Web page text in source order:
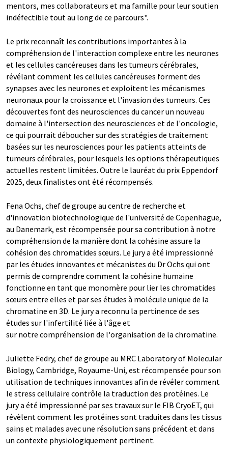
mentors, mes collaborateurs et ma famille pour leur soutien
indéfectible tout au long de ce parcours".
Le prix reconnaît les contributions importantes à la
compréhension de l'interaction complexe entre les neurones
et les cellules cancéreuses dans les tumeurs cérébrales,
révélant comment les cellules cancéreuses forment des
synapses avec les neurones et exploitent les mécanismes
neuronaux pour la croissance et l'invasion des tumeurs. Ces
découvertes font des neurosciences du cancer un nouveau
domaine à l'intersection des neurosciences et de l'oncologie,
ce qui pourrait déboucher sur des stratégies de traitement
basées sur les neurosciences pour les patients atteints de
tumeurs cérébrales, pour lesquels les options thérapeutiques
actuelles restent limitées. Outre le lauréat du prix Eppendorf
2025, deux finalistes ont été récompensés.
Fena Ochs, chef de groupe au centre de recherche et
d'innovation biotechnologique de l'université de Copenhague,
au Danemark, est récompensée pour sa contribution à notre
compréhension de la manière dont la cohésine assure la
cohésion des chromatides sœurs. Le jury a été impressionné
par les études innovantes et mécanistes du Dr Ochs qui ont
permis de comprendre comment la cohésine humaine
fonctionne en tant que monomère pour lier les chromatides
sœurs entre elles et par ses études à molécule unique de la
chromatine en 3D. Le jury a reconnu la pertinence de ses
études sur l'infertilité liée à l'âge et
sur notre compréhension de l'organisation de la chromatine.
Juliette Fedry, chef de groupe au MRC Laboratory of Molecular
Biology, Cambridge, Royaume-Uni, est récompensée pour son
utilisation de techniques innovantes afin de révéler comment
le stress cellulaire contrôle la traduction des protéines. Le
jury a été impressionné par ses travaux sur le FIB CryoET, qui
révèlent comment les protéines sont traduites dans les tissus
sains et malades avec une résolution sans précédent et dans
un contexte physiologiquement pertinent.